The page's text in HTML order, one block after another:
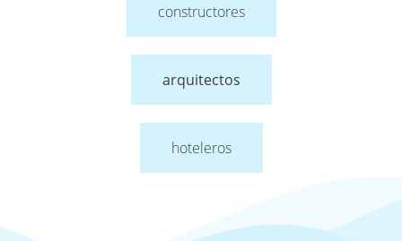
constructores
arquitectos
hoteleros